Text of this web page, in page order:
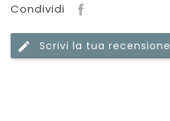
Condividi
Scrivi la tua recensione